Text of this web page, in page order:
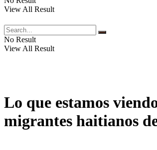
View All Result
No Result
View All Result
Lo que estamos
migrantes haitianos